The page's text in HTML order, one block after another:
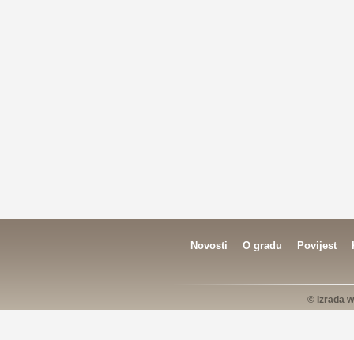
Novosti O gradu Povijest
© Izrada